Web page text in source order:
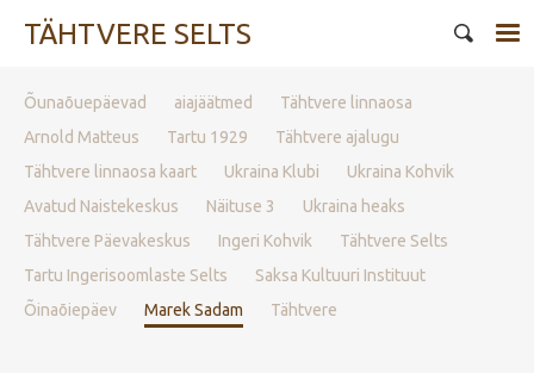
TÄHTVERE SELTS
Õunaõuepäevad aiajäätmed
Tähtvere linnaosa
Arnold Matteus
Tartu 1929
Tähtvere ajalugu
Tähtvere linnaosa kaart
Ukraina Klubi
Ukraina Kohvik
Avatud Naistekeskus
Näituse 3
Ukraina heaks
Tähtvere Päevakeskus
Ingeri Kohvik
Tähtvere Selts
Tartu Ingerisoomlaste Selts
Saksa Kultuuri Instituut
Õinaõiepäev
Marek Sadam Tähtvere